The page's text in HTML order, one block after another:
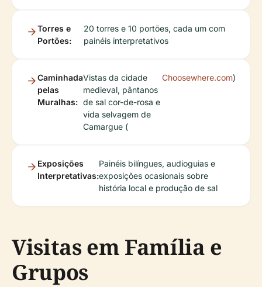
Torres e
Portões:
20 torres e 10 portões, cada um com
painéis interpretativos
Caminhada
pelas
Muralhas:
Vistas da cidade
medieval, pântanos
de sal cor-de-rosa e
vida selvagem de
Camargue (
Choosewhere.com)
Exposições
Interpretativas:
Painéis bilíngues, audioguias e
exposições ocasionais sobre
história local e produção de sal
Visitas em Família e
Grupos